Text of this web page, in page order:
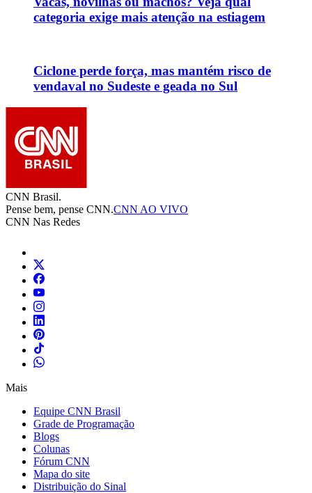
categoria exige mais atenção na estiagem
Ciclone perde força, mas mantém risco de
vendaval no Sudeste e geada no Sul
CNN Brasil.
Pense bem, pense CNN.CNN AO VIVO
CNN Nas Redes
Mais
Equipe CNN Brasil
Grade de Programação
Blogs
Colunas
Fórum CNN
Mapa do site
Distribuição do Sinal